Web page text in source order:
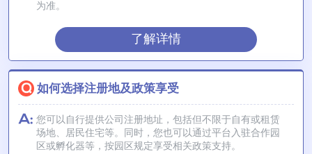
为准。
了解详情
如何选择注册地及政策享受
您可以自行提供公司注册地址，包括但不限于自有或租赁
场地、居民住宅等。同时，您也可以通过平台入驻合作园
区或孵化器等，按园区规定享受相关政策支持。